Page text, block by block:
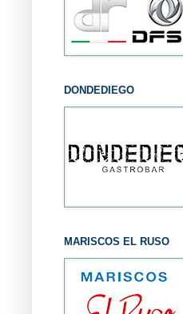
DONDEDIEGO
MARISCOS EL RUSO